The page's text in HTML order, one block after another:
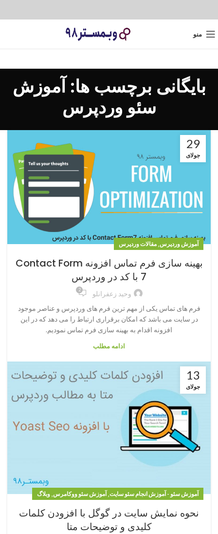
منو
بایگانی برچسب ها: آموزش
سئو وردپرس
29
جولای
آموزش وردپرس, مقالات وردپرس
بهینه سازی فرم تماس افزونه Contact Form
7 با کد در وردپرس
وحید زعفرانلو 2
فرم های تماس یکی از مهم ترین فرم های وردپرس و عناصر موجود
در سایت می باشد که امکان برقراری ارتباط را می دهد که در این
افزونه اقدام به بهینه سازی فرم تماس نمودیم.
ادامه مطلب
13
جولای
آموزش سئو - آموزش انجام سئو سایت,آموزش سئو ووکامرس, وبلاگ
نحوه نمایش سایت در گوگل با افزودن کلمات
کلیدی و توضیحات متا